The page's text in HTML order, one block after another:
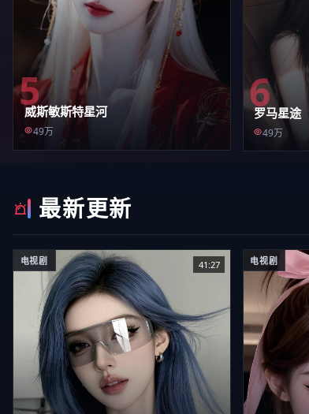
5
威斯敏斯特星河
49万
6
罗马星途
49万
最新更新
电视剧 41:27 电视剧